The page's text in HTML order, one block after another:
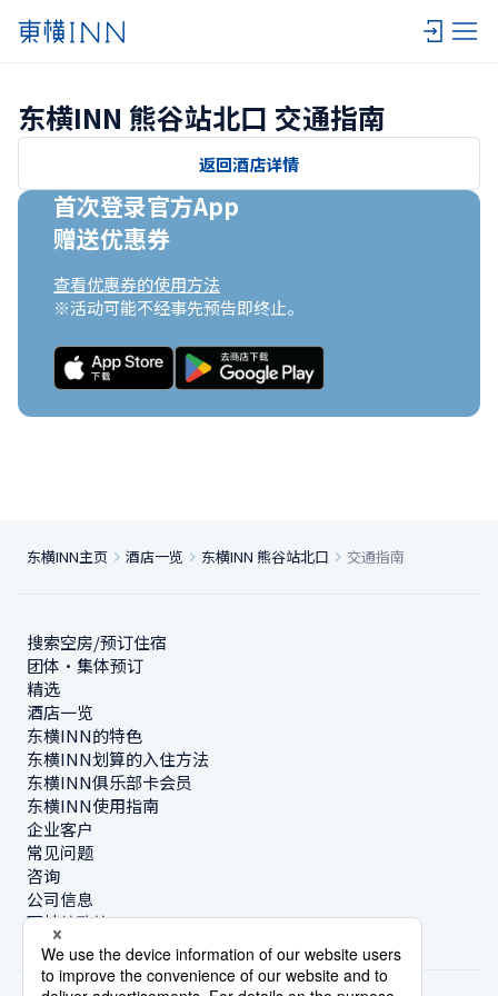
东横INN 熊谷站北口 交通指南
返回酒店详情
首次登录官方App
赠送优惠券
查看优惠券的使用方法
※活动可能不经事先预告即终止。
东横INN主页 酒店一览 东横INN 熊谷站北口 交通指南
搜索空房/预订住宿
团体・集体预订
精选
酒店一览
东横INN的特色
东横INN划算的入住方法
东横INN俱乐部卡会员
东横INN使用指南
企业客户
常见问题
咨询
公司信息
可持续政策